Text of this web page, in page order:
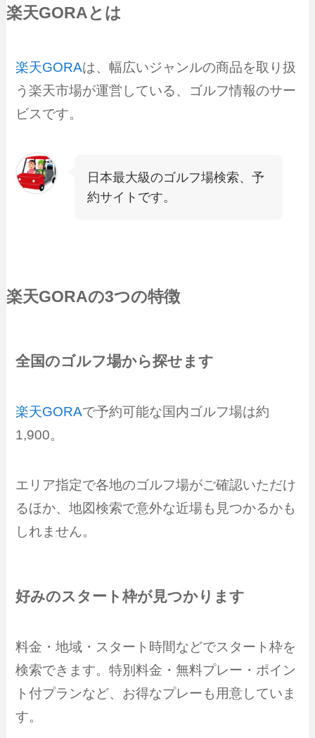
楽天GORAとは
楽天GORAは、幅広いジャンルの商品を取り扱
う楽天市場が運営している、ゴルフ情報のサー
ビスです。
日本最大級のゴルフ場検索、予
約サイトです。
楽天GORAの3つの特徴
全国のゴルフ場から探せます
楽天GORAで予約可能な国内ゴルフ場は約
1,900。
エリア指定で各地のゴルフ場がご確認いただけ
るほか、地図検索で意外な近場も見つかるかも
しれません。
好みのスタート枠が見つかります
料金・地域・スタート時間などでスタート枠を
検索できます。特別料金・無料プレー・ポイン
ト付プランなど、お得なプレーも用意していま
す。